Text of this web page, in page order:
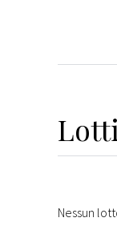
Nessun